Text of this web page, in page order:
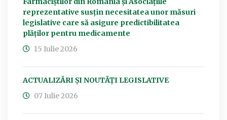
reprezentative susțin necesitatea unor măsuri
legislative care să asigure predictibilitatea
plăților pentru medicamente
15 Iulie 2026
ACTUALIZĂRI ȘI NOUTĂȚI LEGISLATIVE
07 Iulie 2026